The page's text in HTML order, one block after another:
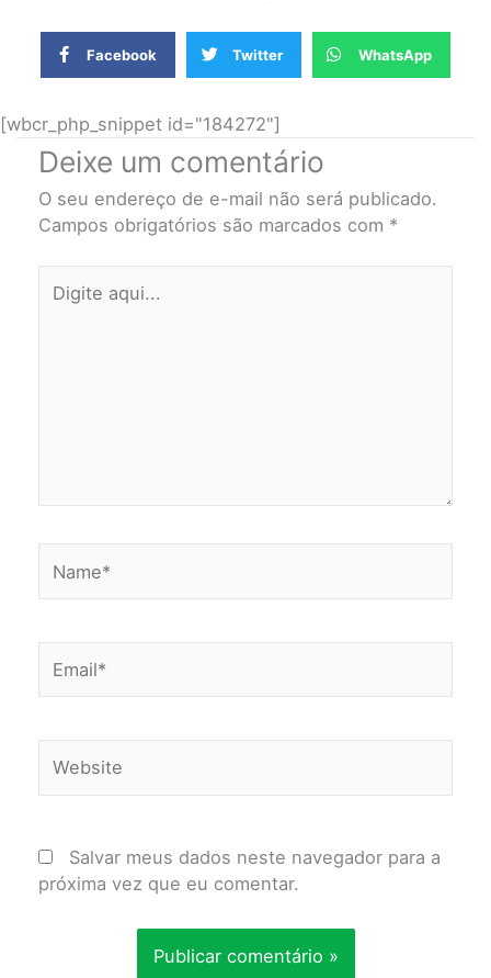
Facebook Twitter WhatsApp
[wbcr_php_snippet id="184272"]
Deixe um comentário
O seu endereço de e-mail não será publicado.
Campos obrigatórios são marcados com *
aqui...
Salvar meus dados neste navegador para a
próxima vez que eu comentar.